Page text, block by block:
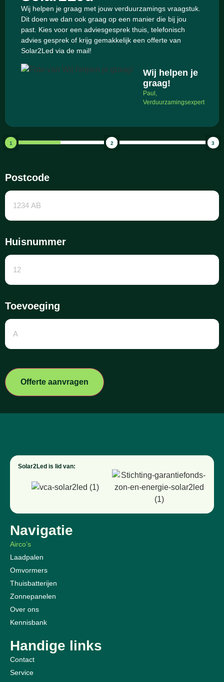
Wij helpen je graag met jouw verduurzamings vraagstuk.
Dit doen we dan ook graag op een manier die bij jou
past. Kies voor een adviesgesprek thuis, telefonisch
advies gesprek of krijg gemakkelijk een offerte van
Solar2Led via de mail!
Wij helpen je
graag!
Paul,
Verduurzamingsexpert
1 2 3
Postcode
Huisnummer
Toevoeging
Offerte aanvragen
Handige links
Contact
Service
Navigatie
Airco’s
Laadpalen
Omvormers
Thuisbatterijen
Zonnepanelen
Over ons
Kennisbank
Solar2Led is lid van: